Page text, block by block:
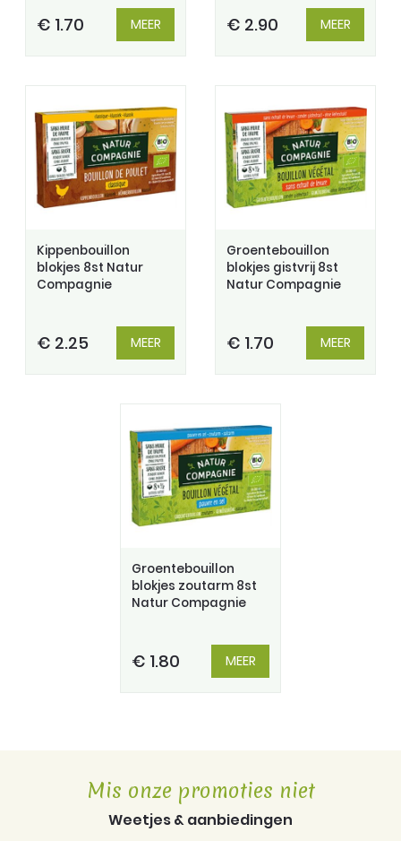
€ 1.70 MEER € 2.90 MEER
Kippenbouillon
blokjes 8st Natur
Compagnie
€ 2.25 MEER
Groentebouillon
blokjes gistvrij 8st
Natur Compagnie
€ 1.70 MEER
Groentebouillon
blokjes zoutarm 8st
Natur Compagnie
€ 1.80 MEER
Mis onze promoties niet
Weetjes & aanbiedingen